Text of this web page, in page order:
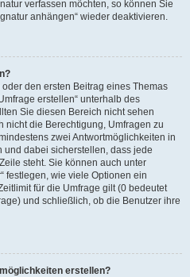
verfassen möchten, so können Sie
anhängen“ wieder deaktivieren.
den ersten Beitrag eines Themas
erstellen“ unterhalb des
Sie diesen Bereich nicht sehen
nicht die Berechtigung, Umfragen zu
zwei Antwortmöglichkeiten in
dabei sicherstellen, dass jede
steht. Sie können auch unter
festlegen, wie viele Optionen ein
für die Umfrage gilt (0 bedeutet
und schließlich, ob die Benutzer ihre
erstellen?